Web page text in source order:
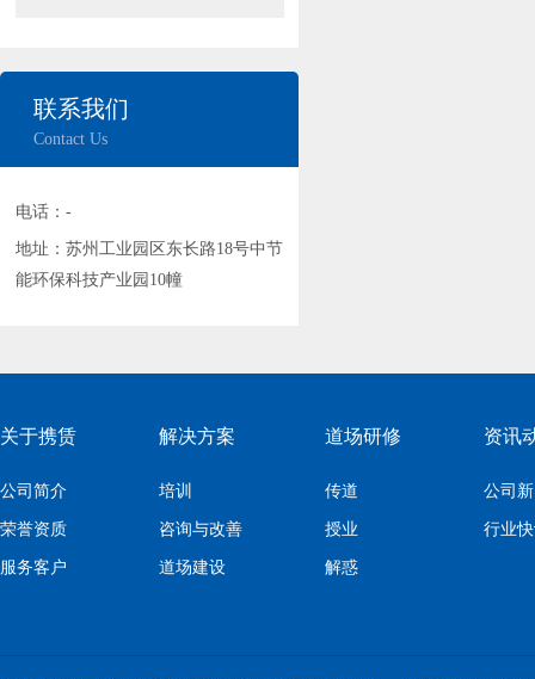
联系我们
Contact Us
电话：-
地址：苏州工业园区东长路18号中节
能环保科技产业园10幢
关于携赁
公司简介
荣誉资质
服务客户
解决方案
培训
咨询与改善
道场建设
道场研修
传道
授业
解惑
资讯
公司
行业